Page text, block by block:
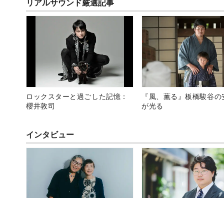
リアルサウンド厳選記事
ロックスターと過ごした記憶：
櫻井敦司
『風、薫る』板橋駿谷
が光る
インタビュー